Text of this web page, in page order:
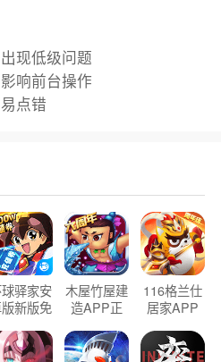
现低级问题
响前台操作
点错
驿家安
新版免
木屋竹屋建
造APP正
116格兰仕
居家APP